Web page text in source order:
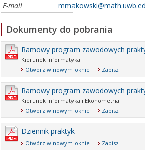
E-mail
Dokumenty do pobrania
Ramowy program zawodowych
Kierunek Informatyka
Otwórz w nowym oknie
Zapisz
Ramowy program zawodowych
Kierunek Informatyka i Ekonometria
Otwórz w nowym oknie
Zapisz
Dziennik praktyk
Otwórz w nowym oknie Zapisz